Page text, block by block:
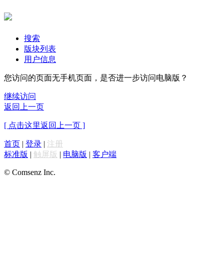
搜索
版块列表
用户信息
您访问的页面无手机页面，是否进一步访问电脑版？
继续访问
返回上一页
[ 点击这里返回上一页 ]
首页 | 登录 | 注册
标准版 | 触屏版 | 电脑版 | 客户端
© Comsenz Inc.